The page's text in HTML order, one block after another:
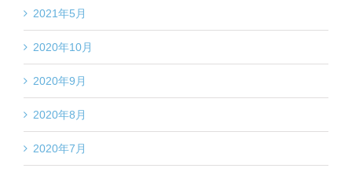
2021年5月
2020年10月
2020年9月
2020年8月
2020年7月